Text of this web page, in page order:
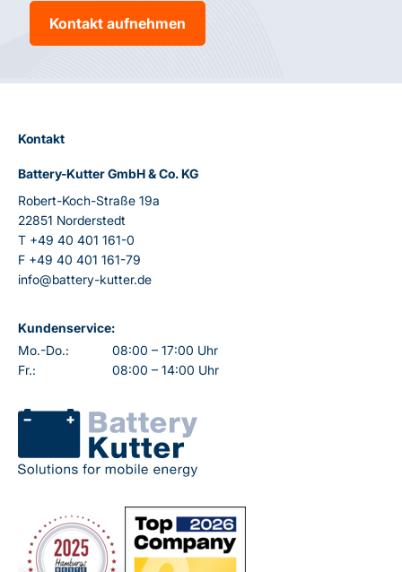
Kontakt aufnehmen
Kontakt
Battery-Kutter GmbH & Co. KG
Robert-Koch-Straße 19a
22851 Norderstedt
T +49 40 401 161-0
F +49 40 401 161-79
info@battery-kutter.de
Kundenservice:
Mo.-Do.:
08:00 – 17:00 Uhr
Fr.:
08:00 – 14:00 Uhr